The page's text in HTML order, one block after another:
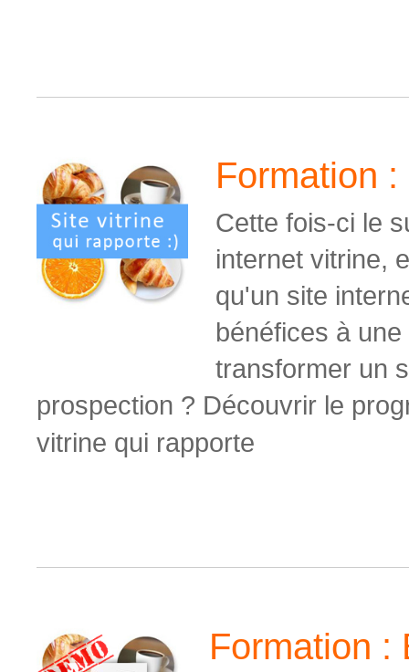
Formation
Cette fois-ci le
internet vitrine,
qu'un site
bénéfices à
transformer un
prospection ? Découvrir le
vitrine qui rapporte
Formation :